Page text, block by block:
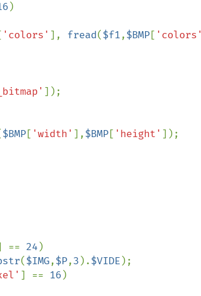
)
'colors' ], fread($f1,$BMP[ 'colors'
]);
$BMP[ 'width' ],$BMP[ 'height' ]);
== 24 )
($IMG,$P,3 ).$VIDE );
] == 16 )